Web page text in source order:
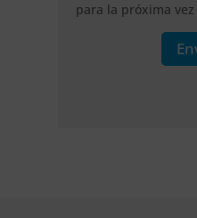
para la próxima